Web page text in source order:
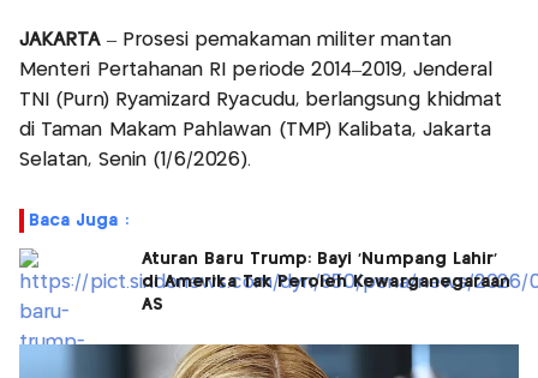
JAKARTA– Prosesi pemakaman militer mantan
Menteri Pertahanan RI periode 2014–2019, Jenderal
TNI (Purn) Ryamizard Ryacudu, berlangsung khidmat
di Taman Makam Pahlawan (TMP) Kalibata, Jakarta
Selatan, Senin (1/6/2026).
Baca Juga :
Aturan Baru Trump: Bayi 'Numpang Lahir'
di Amerika Tak Peroleh Kewarganegaraan
AS